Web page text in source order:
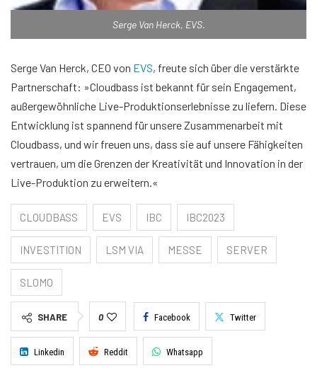
Serge Van Herck, EVS.
Serge Van Herck, CEO von EVS, freute sich über die verstärkte
Partnerschaft: »Cloudbass ist bekannt für sein Engagement,
außergewöhnliche Live-Produktionserlebnisse zu liefern. Diese
Entwicklung ist spannend für unsere Zusammenarbeit mit
Cloudbass, und wir freuen uns, dass sie auf unsere Fähigkeiten
vertrauen, um die Grenzen der Kreativität und Innovation in der
Live-Produktion zu erweitern.«
CLOUDBASS EVS IBC IBC2023
INVESTITION LSM VIA MESSE SERVER
SLOMO
SHARE 0 Facebook Twitter
Linkedin Reddit Whatsapp